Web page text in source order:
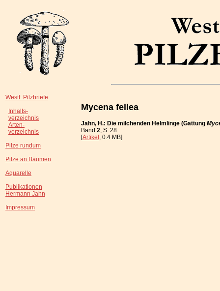
Westf. Pilzbriefe
Inhalts-
verzeichnis
Arten-
verzeichnis
Pilze rundum
Pilze an Bäumen
Aquarelle
Publikationen
Hermann Jahn
Impressum
Mycena fellea
Jahn, H.: Die milchenden Helmlinge (Gattung
Band 2, S. 28
[Artikel, 0.4 MB]